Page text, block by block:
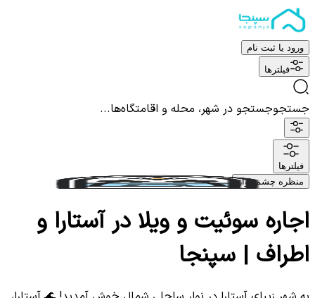
ورود یا ثبت نام
فیلترها
جستجوجستجو در شهر، محله و اقامتگاه‌ها...
فیلترها
منظره چشم نواز
اجاره سوئیت و ویلا در آستارا و
اطراف | سپنجا